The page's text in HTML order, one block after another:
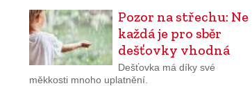
Pozor na střechu: Ne
každá je pro sběr
dešťovky vhodná
Dešťovka má díky své
měkkosti mnoho uplatnění.